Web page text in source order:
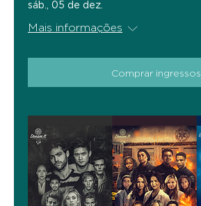
sáb., 05 de dez.
Mais informações
Comprar ingressos